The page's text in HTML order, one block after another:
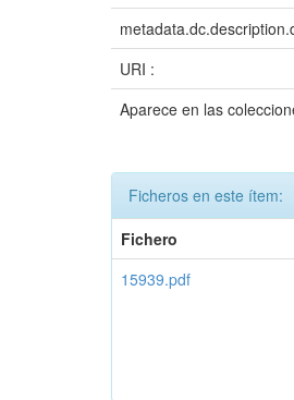
URI :
Aparece en las
Ficheros en este ítem:
Fichero
15939.pdf